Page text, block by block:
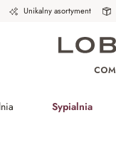
Unikalny asortyment
Sypialnia